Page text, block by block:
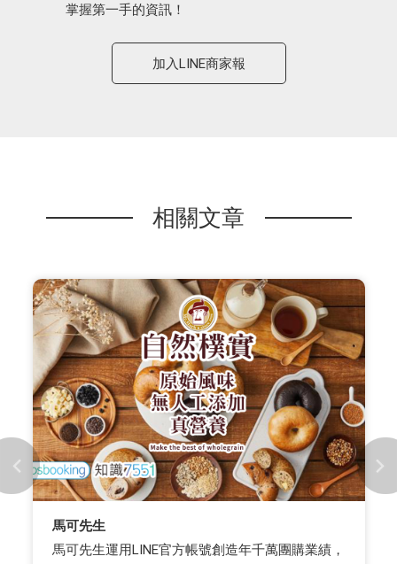
掌握第一手的資訊！
加入LINE商家報
相關文章
馬可先生
馬可先生運用LINE官方帳號創造年千萬團購業績，